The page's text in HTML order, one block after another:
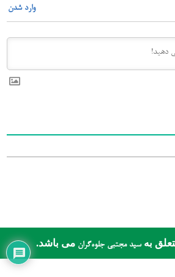
وارد شدن
بهسید مجتبی جلوه‌گرانمی باشد.